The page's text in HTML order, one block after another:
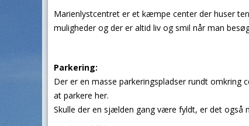
Marienlystcentret er et kæmpe center der huser
muligheder og der er altid liv og smil når man
Parkering:
Der er en masse parkeringspladser rundt
at parkere her.
Skulle der en sjælden gang være fyldt, er det også